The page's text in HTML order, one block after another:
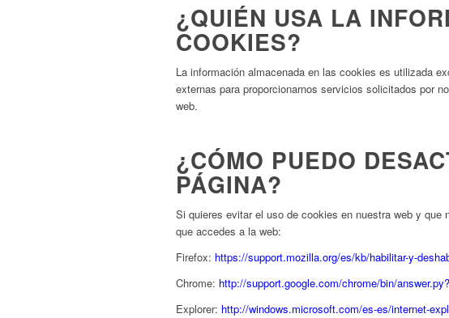
¿QUIÉN USA LA
COOKIES?
La información almacenada en las cookies es utilizada
externas para proporcionarnos servicios solicitados por
web.
¿CÓMO PUEDO
PÁGINA?
Si quieres evitar el uso de cookies en nuestra web y que
que accedes a la web:
Firefox: https://support.mozilla.org/es/kb/habilitar-y-
Chrome: http://support.google.com/chrome/bin/
Explorer: http://windows.microsoft.com/es-es/internet-